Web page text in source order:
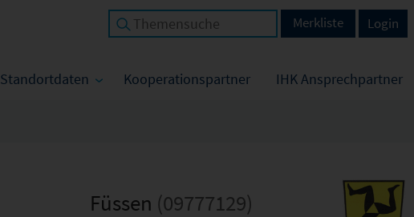
Standortdaten Kooperationspartner IHK Ansprechpartner
Login
Merkliste
Füssen (09777129)